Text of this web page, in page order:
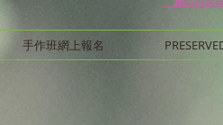
手作班網上報名